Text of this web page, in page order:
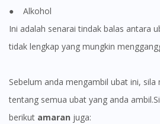
Visit DoctorOnCall Singapore
You are currently on
● Alkohol
Ini adalah senarai tindak balas antara ubat dan penyakit yang
tidak lengkap yang mungkin
Sebelum anda mengambil ubat ini, sila maklumkan doktor anda
tentang semua ubat yang anda
berikut amaran juga: